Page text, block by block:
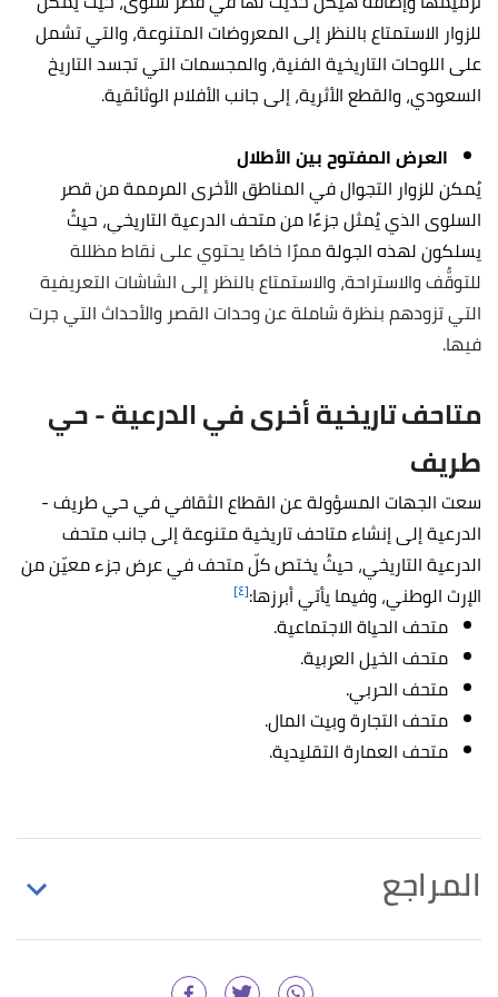
للزوار الاستمتاع بالنظر إلى المعروضات المتنوعة، والتي تشمل
على اللوحات التاريخية الفنية، والمجسمات التي تجسد التاريخ
السعودي، والقطع الأثرية، إلى جانب الأفلام الوثائقية.
العرض المفتوح بين الأطلال
يُمكن للزوار التجوال في المناطق الأخرى المرممة من قصر
السلوى الذي يُمثل جزءًا من متحف الدرعية التاريخي، حيثُ
يسلكون لهذه الجولةممرًا خاصًا يحتوي على نقاط مظللة
للتوقُّف والاستراحة، والاستمتاع بالنظر إلى الشاشات التعريفية
التي تزودهم بنظرة شاملة عن وحدات القصر والأحداث التي جرت
فيها.
متاحف تاريخية أخرى في الدرعية - حي
طريف
سعت الجهات المسؤولة عن القطاع الثقافي في حي طريف -
الدرعية إلى إنشاء متاحف تاريخية متنوعة إلى جانب متحف
الدرعية التاريخي، حيثُ يختص كلّ متحف في عرض جزء معيّن من
الإرث الوطني، وفيما يأتي أبرزها:[٤]
متحف الحياة الاجتماعية.
متحف الخيل العربية.
متحف الحربي.
متحف التجارة وبيت المال.
متحف العمارة التقليدية.
المراجع